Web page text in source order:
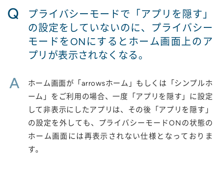
Q
プライバシーモードで「アプリを隠す」
の設定をしていないのに、プライバシー
モードをONにするとホーム画面上のア
プリが表示されなくなる。
A
ホーム画面が「arrowsホーム」もしくは「シンプルホ
ーム」をご利用の場合、一度「アプリを隠す」に設定
して非表示にしたアプリは、その後「アプリを隠す」
の設定を外しても、プライバシーモードONの状態の
ホーム画面には再表示されない仕様となっておりま
す。